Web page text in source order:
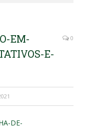
EM-
E-
0
DE-